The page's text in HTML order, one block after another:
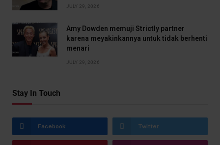
JULY 29, 2026
Amy Dowden memuji Strictly partner
karena meyakinkannya untuk tidak berhenti
menari
JULY 29, 2026
Stay In Touch
Facebook Twitter